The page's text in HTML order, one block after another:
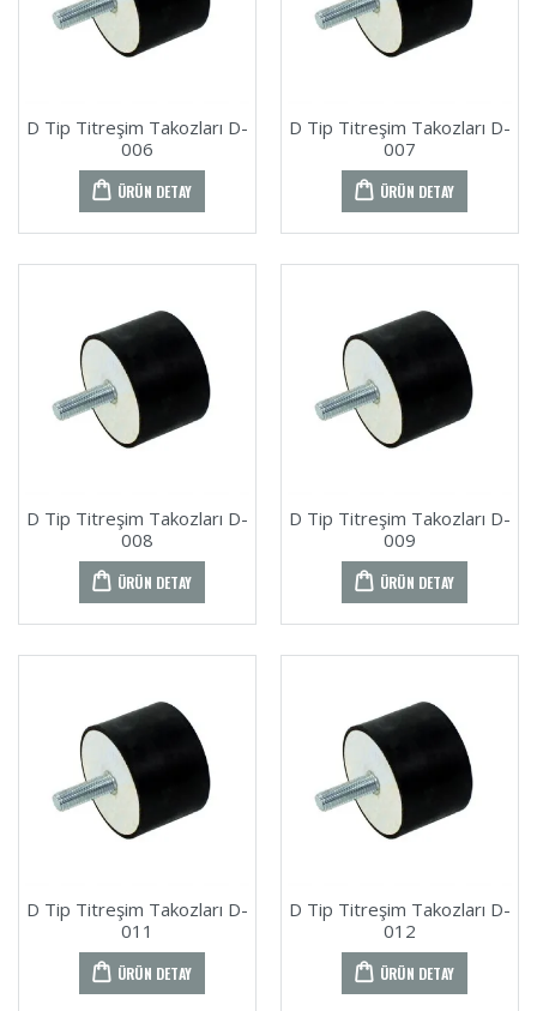
D Tip Titreşim Takozları D-
006
ÜRÜN DETAY
D Tip Titreşim Takozları D-
007
ÜRÜN DETAY
D Tip Titreşim Takozları D-
008
ÜRÜN DETAY
D Tip Titreşim Takozları D-
009
ÜRÜN DETAY
D Tip Titreşim Takozları D-
011
ÜRÜN DETAY
D Tip Titreşim Takozları D-
012
ÜRÜN DETAY